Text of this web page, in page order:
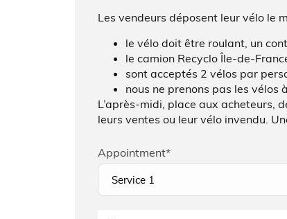
Les vendeurs déposent leur vélo le
le vélo doit être roulant, un
le camion Recyclo Île-de-
sont acceptés 2 vélos par
nous ne prenons pas les vélos
L’après-midi, place aux acheteurs,
leurs ventes ou leur vélo invendu.
Appointment*